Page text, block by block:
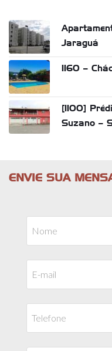
Jaraguá
1160 –
[1100]
Suzano –
ENVIE SUA